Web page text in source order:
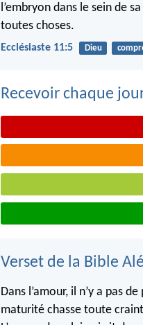
l’embryon dans le sein de
toutes choses.
Ecclésiaste 11:5 Dieu
Recevoir chaque
Verset de la Bible
Dans l’amour, il n’y a pas
maturité chasse toute